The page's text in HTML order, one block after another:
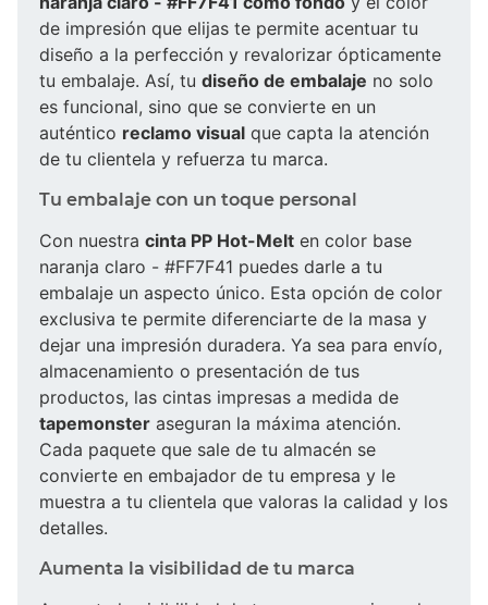
de impresión que elijas te permite acentuar tu
diseño a la perfección y revalorizar ópticamente
tu embalaje. Así, tu diseño de embalaje no solo
es funcional, sino que se convierte en un
auténtico reclamo visual que capta la atención
de tu clientela y refuerza tu marca.
Tu embalaje con un toque personal
Con nuestra cinta PP Hot-Melt en color base
naranja claro - #FF7F41 puedes darle a tu
embalaje un aspecto único. Esta opción de color
exclusiva te permite diferenciarte de la masa y
dejar una impresión duradera. Ya sea para envío,
almacenamiento o presentación de tus
productos, las cintas impresas a medida de
tapemonster aseguran la máxima atención.
Cada paquete que sale de tu almacén se
convierte en embajador de tu empresa y le
muestra a tu clientela que valoras la calidad y los
detalles.
Aumenta la visibilidad de tu marca